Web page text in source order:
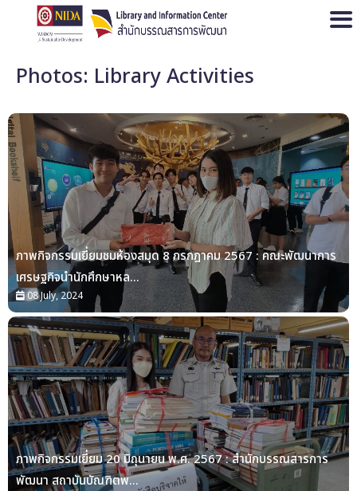
Photos: Library Activities
ภาพกิจกรรมเยี่ยมชมห้องสมุด 8 กรกฎาคม 2567 : คณะพัฒนาการ
เศรษฐกิจนำนักศึกษาหล...
08 July, 2024
ภาพกิจกรรมเยี่ยม 20 มิถุนายน พ.ศ. 2567 : สำนักบรรณสารการ
พัฒนา สถาบันบัณฑิตพ...